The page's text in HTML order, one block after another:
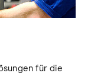
für die